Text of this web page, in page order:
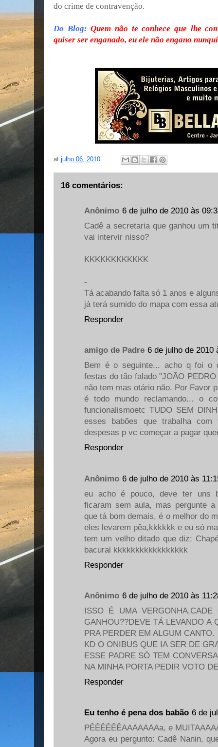
do crime de contravenção.
Do Blog: Quem não te conhece que lhe
quiser ser enganado, eu ele não engano
at julho 06, 2010
16 comentários:
Anônimo 6 de julho de 2010 às
Cadê a secretaria que ganhou um
vai intervir nisso?
KKKKKKKKKKKK
-
Tá acabando falta só 1 anos e
já terá sumido do mapa com essa
Responder
amigo de Padre 6 de julho de 2010
Bem é o seguinte... acho q foi o
festas do tão falado "JOÃO
não tem mas otário não. Por Favor
é todo mundo reclamando... o
funcionalismoetc TUDO SEM
esses babões que trabalha
despesas p vc começar a pagar
Responder
Anônimo 6 de julho de 2010 às
eu acho é pouco, deve ter uns
ficaram sem aula, mas pergunte
que tá bom demais, é o melhor do
eles levarem pêa,kkkkkk e eu só
tem um velho ditado que diz:
bacural kkkkkkkkkkkkkkkkk
Responder
Anônimo 6 de julho de 2010 às
ISSO É UMA
GANHOU??DEVE TÁ LEVANDO A
PRA PERDER EM ALGUM CANTO.
KD O ONIBUS QUE IA SER DE
ESSE PADRE SÓ TEM
NA MINHA PORTA PEDIR VOTO
Responder
Eu tenho é pena dos babão 6 de
PÊÊÊÊÊÊAAAAAAAa, e
Agora eu pergunto: Cadê Nanin,